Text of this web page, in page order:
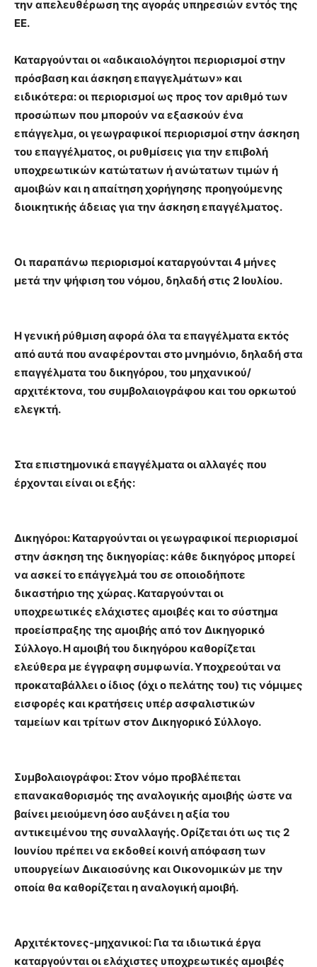
την απελευθέρωση της αγοράς υπηρεσιών εντός της
ΕΕ.
Καταργούνται οι «αδικαιολόγητοι περιορισμοί στην
πρόσβαση και άσκηση επαγγελμάτων» και
ειδικότερα: οι περιορισμοί ως προς τον αριθμό των
προσώπων που μπορούν να εξασκούν ένα
επάγγελμα, οι γεωγραφικοί περιορισμοί στην άσκηση
του επαγγέλματος, οι ρυθμίσεις για την επιβολή
υποχρεωτικών κατώτατων ή ανώτατων τιμών ή
αμοιβών και η απαίτηση χορήγησης προηγούμενης
διοικητικής άδειας για την άσκηση επαγγέλματος.
Οι παραπάνω περιορισμοί καταργούνται 4 μήνες
μετά την ψήφιση του νόμου, δηλαδή στις 2 Ιουλίου.
Η γενική ρύθμιση αφορά όλα τα επαγγέλματα εκτός
από αυτά που αναφέρονται στο μνημόνιο, δηλαδή στα
επαγγέλματα του δικηγόρου, του μηχανικού/
αρχιτέκτονα, του συμβολαιογράφου και του ορκωτού
ελεγκτή.
Στα επιστημονικά επαγγέλματα οι αλλαγές που
έρχονται είναι οι εξής:
Δικηγόροι: Καταργούνται οι γεωγραφικοί περιορισμοί
στην άσκηση της δικηγορίας: κάθε δικηγόρος μπορεί
να ασκεί το επάγγελμά του σε οποιοδήποτε
δικαστήριο της χώρας. Καταργούνται οι
υποχρεωτικές ελάχιστες αμοιβές και το σύστημα
προείσπραξης της αμοιβής από τον Δικηγορικό
Σύλλογο. Η αμοιβή του δικηγόρου καθορίζεται
ελεύθερα με έγγραφη συμφωνία. Υποχρεούται να
προκαταβάλλει ο ίδιος (όχι ο πελάτης του) τις νόμιμες
εισφορές και κρατήσεις υπέρ ασφαλιστικών
ταμείων και τρίτων στον Δικηγορικό Σύλλογο.
Συμβολαιογράφοι: Στον νόμο προβλέπεται
επανακαθορισμός της αναλογικής αμοιβής ώστε να
βαίνει μειούμενη όσο αυξάνει η αξία του
αντικειμένου της συναλλαγής. Ορίζεται ότι ως τις 2
Ιουνίου πρέπει να εκδοθεί κοινή απόφαση των
υπουργείων Δικαιοσύνης και Οικονομικών με την
οποία θα καθορίζεται η αναλογική αμοιβή.
Αρχιτέκτονες-μηχανικοί: Για τα ιδιωτικά έργα
καταργούνται οι ελάχιστες υποχρεωτικές αμοιβές